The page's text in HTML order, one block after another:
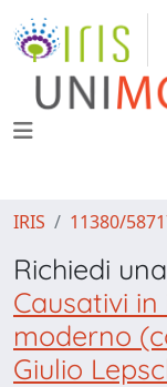
IRIS 11380/
Richiedi
Causativi
moderno
Giulio